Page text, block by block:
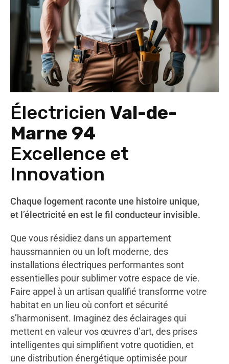
Électricien Val-de-
Marne 94
Excellence et
Innovation
Chaque logement raconte une histoire unique,
et l’électricité en est le fil conducteur invisible.
Que vous résidiez dans un appartement
haussmannien ou un loft moderne, des
installations électriques performantes sont
essentielles pour sublimer votre espace de vie.
Faire appel à un artisan qualifié transforme votre
habitat en un lieu où confort et sécurité
s’harmonisent. Imaginez des éclairages qui
mettent en valeur vos œuvres d’art, des prises
intelligentes qui simplifient votre quotidien, et
une distribution énergétique optimisée pour